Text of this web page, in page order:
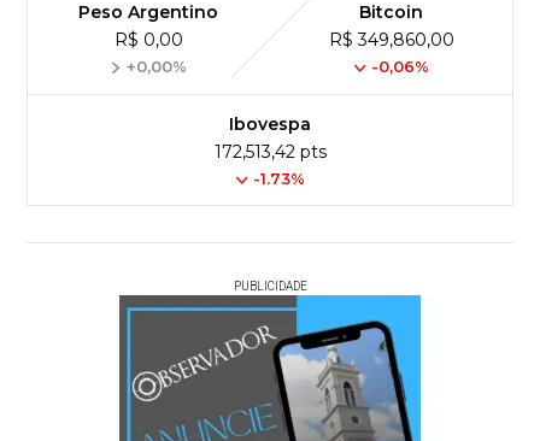
Peso Argentino
R$ 0,00
+0,00%
Bitcoin
R$ 349,860,00
-0,06%
Ibovespa
172,513,42 pts
-1.73%
PUBLICIDADE